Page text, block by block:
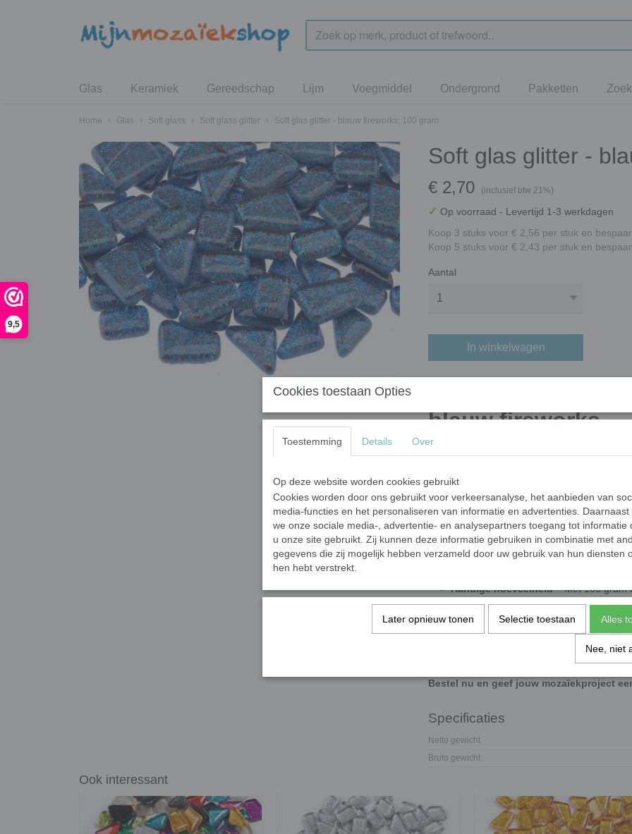
9,5
Glas Keramiek Gereedschap Lijm Voegmiddel Ondergrond Pakketten
Home › Glas › Soft glass › Soft glass glitter › Soft glas glitter - blauw fireworks; 100 gram
Soft glas glitter -
€ 2,70 (inclusief btw 21%)
✓ Op voorraad - Levertijd 1-3 werkdagen
Koop 3 stuks voor € 2,56 per stuk en
Koop 5 stuks voor € 2,43 per stuk en
Aantal
In winkelwagen
Glitter Crystal
blauw fireworks
Breng kleur en elegantie in je
Gemaakt van hoogwaardig gerecycled
kleurlaag aan de achterkant, waardoor ze
Veilig & Kindvriendelijk– Dankzij de
voor creatieve kinderprojecten (3+ onder
Geen knippen nodig– De
Geschikt voor binnengebruik– Deze
Handige hoeveelheid– Met 100 gram
decoratieve mozaïekwerken.
Dikte: 4 mm– Stevige en duurzame
het decoreren van spiegels,
Bestel nu en geef jouw mozaïekproject
Specificaties
Netto gewicht
Bruto gewicht
Ook interessant
Cookies toestaan Opties
Toestemming Details Over
Op deze website worden cookies gebruikt
Cookies worden door ons gebruikt voor verkeersanalyse, het aanbieden van
media-functies en het personaliseren van informatie en advertenties. Daarnaast
we onze sociale media-, advertentie- en analysepartners toegang tot informatie
u onze site gebruikt. Zij kunnen deze informatie gebruiken in combinatie met
gegevens die zij mogelijk hebben verzameld door uw gebruik van hun diensten
hen hebt verstrekt.
Later opnieuw tonen Selectie toestaan Alles
Nee, niet